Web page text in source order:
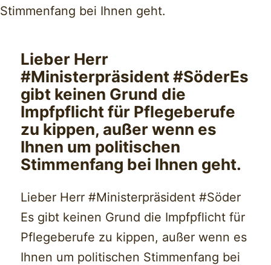
Lieber Herr
#Ministerpräsident #SöderEs
gibt keinen Grund die
Impfpflicht für Pflegeberufe
zu kippen, außer wenn es
Ihnen um politischen
Stimmenfang bei Ihnen geht.
Lieber Herr #Ministerpräsident #Söder
Es gibt keinen Grund die Impfpflicht für
Pflegeberufe zu kippen, außer wenn es
Ihnen um politischen Stimmenfang bei